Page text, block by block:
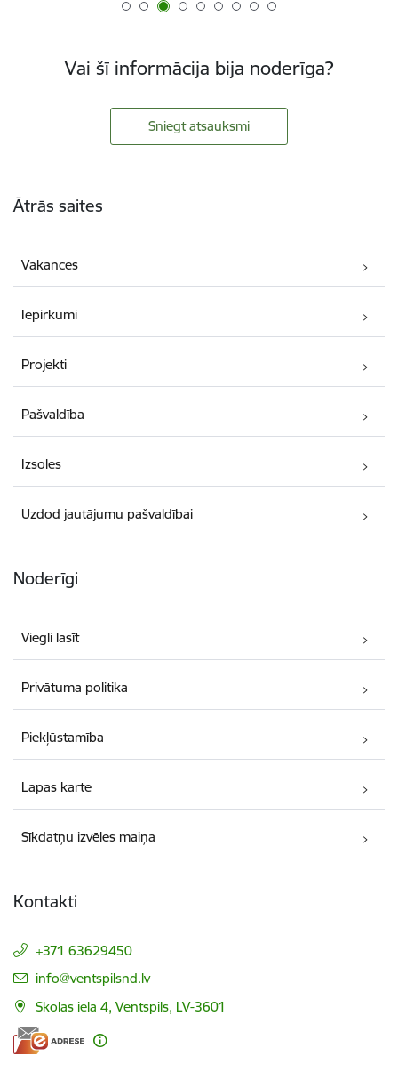
Vai šī informācija bija noderīga?
Sniegt atsauksmi
Ātrās saites
Vakances
Iepirkumi
Projekti
Pašvaldība
Izsoles
Uzdod jautājumu pašvaldībai
Noderīgi
Viegli lasīt
Privātuma politika
Piekļūstamība
Lapas karte
Sīkdatņu izvēles maiņa
Kontakti
+371 63629450
E-pasts:
info@ventspilsnd.lv
Skolas iela 4, Ventspils, LV-3601